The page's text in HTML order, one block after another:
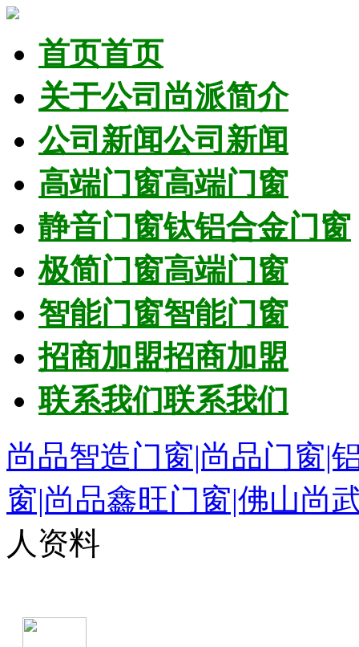
首页首页
关于公司 尚派简介
公司新闻公司新闻
高端门窗高端门窗
静音门窗钛铝合金门窗
极简门窗高端门窗
智能门窗智能门窗
招商加盟招商加盟
联系我们联系我们
尚品智造门窗|尚品门窗|
窗|尚品鑫旺门窗|佛山尚
人资料